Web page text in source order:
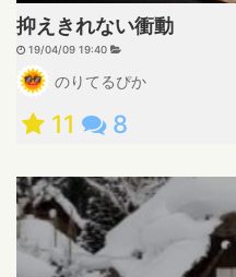
抑えきれない衝動
19/04/09 19:40
のりてるぴか
11 8